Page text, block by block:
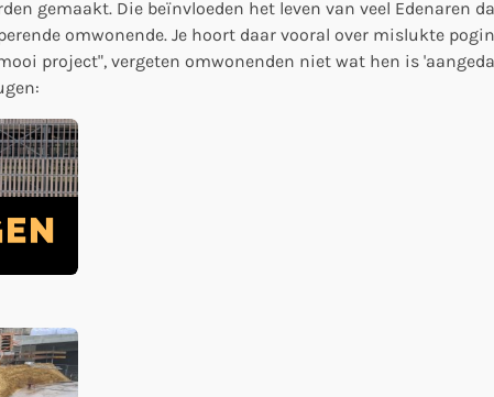
gemaakt. Die beïnvloeden het leven van veel Edenaren
omwonende. Je hoort daar vooral over mislukte
project", vergeten omwonenden niet wat hen is